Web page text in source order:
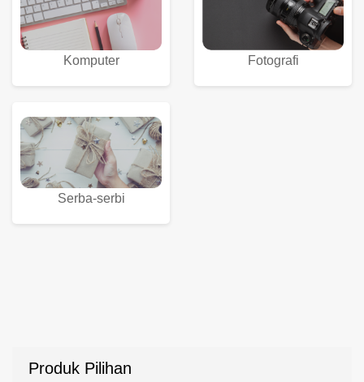
Komputer Fotografi
Serba-serbi
Produk Pilihan